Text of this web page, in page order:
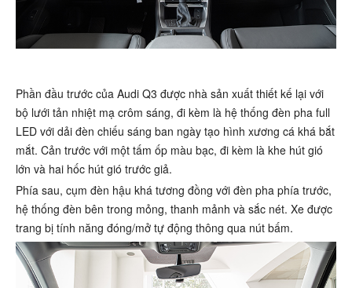
Phần đầu trước của Audi Q3 được nhà sản xuất thiết kế lại với
bộ lưới tản nhiệt mạ crôm sáng, đi kèm là hệ thống đèn pha full
LED với dải đèn chiếu sáng ban ngày tạo hình xương cá khá bắt
mắt. Cản trước với một tấm ốp màu bạc, đi kèm là khe hút gió
lớn và hai hốc hút gió trước giả.
Phía sau, cụm đèn hậu khá tương đồng với đèn pha phía trước,
hệ thống đèn bên trong mỏng, thanh mảnh và sắc nét. Xe được
trang bị tính năng đóng/mở tự động thông qua nút bấm.